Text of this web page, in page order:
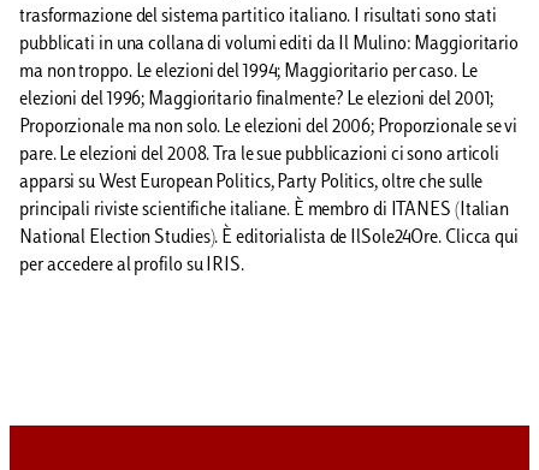
trasformazione del sistema partitico italiano. I risultati sono stati
pubblicati in una collana di volumi editi da Il Mulino: Maggioritario
ma non troppo. Le elezioni del 1994; Maggioritario per caso. Le
elezioni del 1996; Maggioritario finalmente? Le elezioni del 2001;
Proporzionale ma non solo. Le elezioni del 2006; Proporzionale se vi
pare. Le elezioni del 2008. Tra le sue pubblicazioni ci sono articoli
apparsi su West European Politics, Party Politics, oltre che sulle
principali riviste scientifiche italiane. È membro di ITANES (Italian
National Election Studies). È editorialista de IlSole24Ore. Clicca qui
per accedere al profilo su IRIS.